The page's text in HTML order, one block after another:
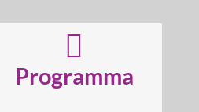
Programma